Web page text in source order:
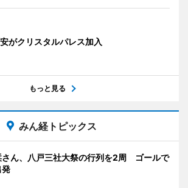
がクリスタルパレス加入
もっと見る
みん経トピックス
さん、八戸三社大祭の行列を2周 ゴールで
発